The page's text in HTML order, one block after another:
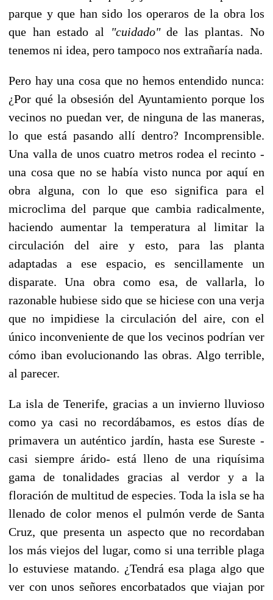
parque y que han sido los operaros de la obra los
que han estado al
"cuidado"de las plantas. No
tenemos ni idea, pero tampoco nos extrañaría nada.
Pero hay una cosa que no hemos entendido nunca:
¿Por qué la obsesión del Ayuntamiento porque los
vecinos no puedan ver, de ninguna de las maneras,
lo que está pasando allí dentro? Incomprensible.
Una valla de unos cuatro metros rodea el recinto -
una cosa que no se había visto nunca por aquí en
obra alguna, con lo que eso significa para el
microclima del parque que cambia radicalmente,
haciendo aumentar la temperatura al limitar la
circulación del aire y esto, para las planta
adaptadas a ese espacio, es sencillamente un
disparate. Una obra como esa, de vallarla, lo
razonable hubiese sido que se hiciese con una verja
que no impidiese la circulación del aire, con el
único inconveniente de que los vecinos podrían ver
cómo iban evolucionando las obras. Algo terrible,
al parecer.
La isla de Tenerife, gracias a un invierno lluvioso
como ya casi no recordábamos, es estos días de
primavera un auténtico jardín, hasta ese Sureste -
casi siempre árido- está lleno de una riquísima
gama de tonalidades gracias al verdor y a la
floración de multitud de especies. Toda la isla se ha
llenado de color menos el pulmón verde de Santa
Cruz, que presenta un aspecto que no recordaban
los más viejos del lugar, como si una terrible plaga
lo estuviese matando. ¿Tendrá esa plaga algo que
ver con unos señores encorbatados que viajan por